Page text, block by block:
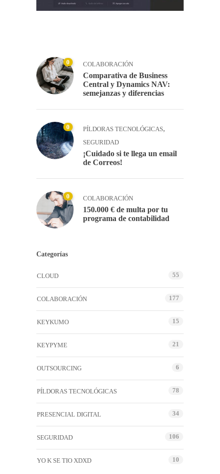
0 COLABORACIÓN
Comparativa de Business
Central y Dynamics NAV:
semejanzas y diferencias
0 PÍLDORAS TECNOLÓGICAS,
SEGURIDAD
¡Cuidado si te llega un email
de Correos!
0 COLABORACIÓN
150.000 € de multa por tu
programa de contabilidad
Categorías
CLOUD 55
COLABORACIÓN 177
KEYKUMO 15
KEYPYME 21
OUTSOURCING 6
PÍLDORAS TECNOLÓGICAS 78
PRESENCIAL DIGITAL 34
SEGURIDAD 106
YO K SE TIO XDXD 10